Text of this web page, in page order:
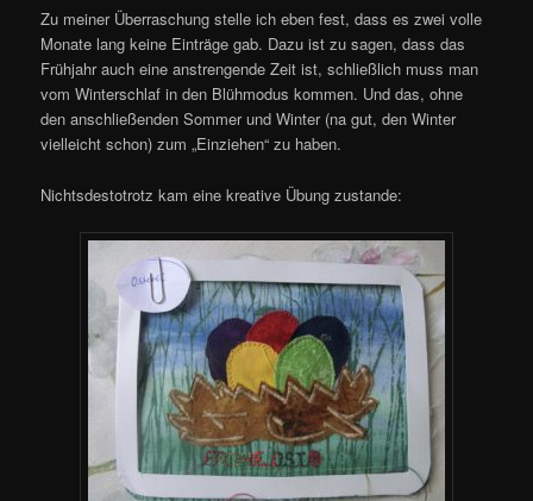
Zu meiner Überraschung stelle ich eben fest, dass es zwei volle
Monate lang keine Einträge gab. Dazu ist zu sagen, dass das
Frühjahr auch eine anstrengende Zeit ist, schließlich muss man
vom Winterschlaf in den Blühmodus kommen. Und das, ohne
den anschließenden Sommer und Winter (na gut, den Winter
vielleicht schon) zum „Einziehen“ zu haben.
Nichtsdestotrotz kam eine kreative Übung zustande: